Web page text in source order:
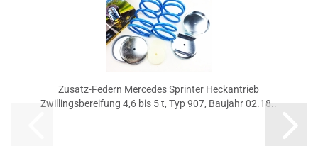
Zusatz-Federn Mercedes Sprinter Heckantrieb
Zwillingsbereifung 4,6 bis 5 t, Typ 907, Baujahr 02.18..